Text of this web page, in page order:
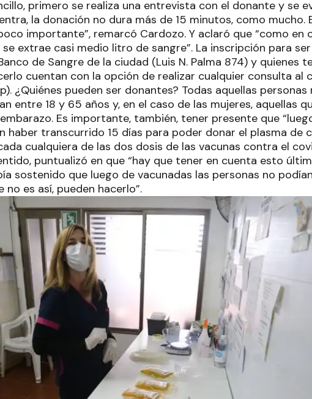
primero se realiza una entrevista con el donante y se
la donación no dura más de 15 minutos, como mucho.
importante”, remarcó Cardozo. Y aclaró que “como en
extrae casi medio litro de sangre”. La inscripción para
de Sangre de la ciudad (Luis N. Palma 874) y quienes
cuentan con la opción de realizar cualquier consulta al
¿Quiénes pueden ser donantes? Todas aquellas personas
entre 18 y 65 años y, en el caso de las mujeres, aquellas
Es importante, también, tener presente que
haber transcurrido 15 días para poder donar el plasma de
cualquiera de las dos dosis de las vacunas contra el
puntualizó en que “hay que tener en cuenta esto
sostenido que luego de vacunadas las personas no
es así, pueden hacerlo”.